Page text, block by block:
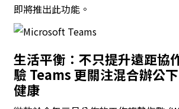
即將推出此功能。
生活平衡：不只提升遠距協
驗 Teams更關注混合辦公
健康